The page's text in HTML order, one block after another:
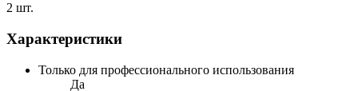
2 шт.
Характеристики
Только для профессионального использования
Да